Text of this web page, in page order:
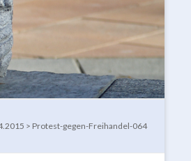
> Protest-gegen-Freihandel-064